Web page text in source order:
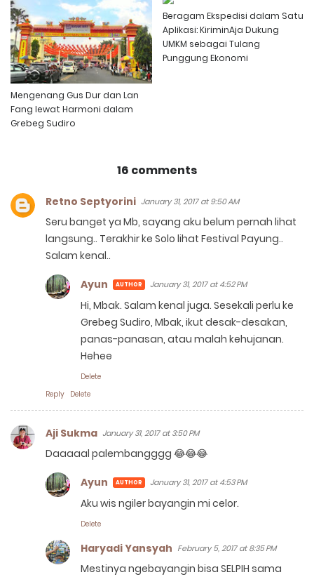
Mengenang Gus Dur dan Lan
Fang lewat Harmoni dalam
Grebeg Sudiro
Beragam Ekspedisi dalam Satu
Aplikasi: KiriminAja Dukung
UMKM sebagai Tulang
Punggung Ekonomi
16 comments
Retno Septyorini January 31, 2017 at 9:50 AM
Seru banget ya Mb, sayang aku belum pernah lihat
langsung.. Terakhir ke Solo lihat Festival Payung..
Salam kenal..
Reply Delete
Ayun January 31, 2017 at 4:52 PM
Hi, Mbak. Salam kenal juga. Sesekali perlu ke
Grebeg Sudiro, Mbak, ikut desak-desakan,
panas-panasan, atau malah kehujanan.
Hehee
Delete
Aji Sukma January 31, 2017 at 3:50 PM
Daaaaal palembangggg 😂😂😂
Ayun January 31, 2017 at 4:53 PM
Aku wis ngiler bayangin mi celor.
Delete
Haryadi Yansyah February 5, 2017 at 8:35 PM
Mestinya ngebayangin bisa SELPIH sama